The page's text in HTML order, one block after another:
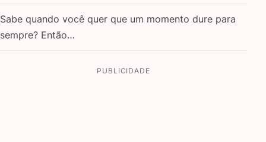
Sabe quando você quer que um momento dure para
sempre? Então…
PUBLICIDADE